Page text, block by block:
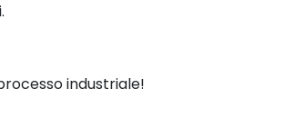
industriale!